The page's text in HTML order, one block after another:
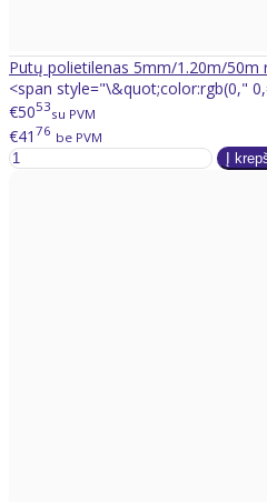
Putų polietilenas 5mm/1.20m/50m
<span style="\&quot;color:rgb(0,"
€5053su PVM
€41 76 be PVM